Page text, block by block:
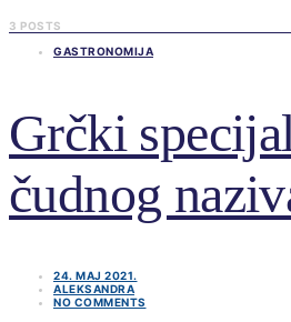
3 POSTS
GASTRONOMIJA
Grčki
čudnog
24. MAJ 2021.
ALEKSANDRA
NO COMMENTS